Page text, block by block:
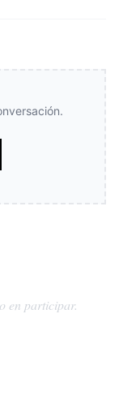
en participar.